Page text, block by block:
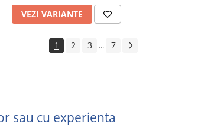
VEZI VARIANTE
1 2 3 ... 7
sau cu experienta